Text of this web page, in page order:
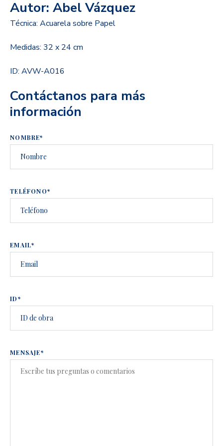
Autor: Abel Vázquez
Técnica: Acuarela sobre Papel
Medidas: 32 x 24 cm
ID: AVW-A016
Contáctanos para más
información
NOMBRE*
TELÉFONO*
EMAIL*
ID*
MENSAJE*